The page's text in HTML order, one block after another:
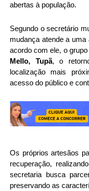
abertas à população.
Segundo o secretário
mudança atende a
acordo com ele, o
Mello, Tupã, o
localização mais
acesso do público e
Os próprios artesãos
recuperação,
secretaria busca
preservando as